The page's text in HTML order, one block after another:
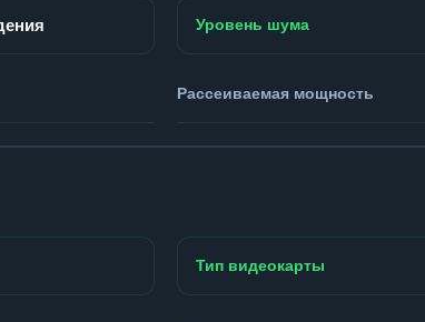
Уровень шума
Рассеиваемая мощность
Тип видеокарты